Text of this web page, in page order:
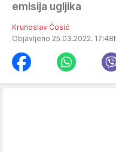
emisija ugljika
Krunoslav Ćosić
Objavljeno 25.03.2022.